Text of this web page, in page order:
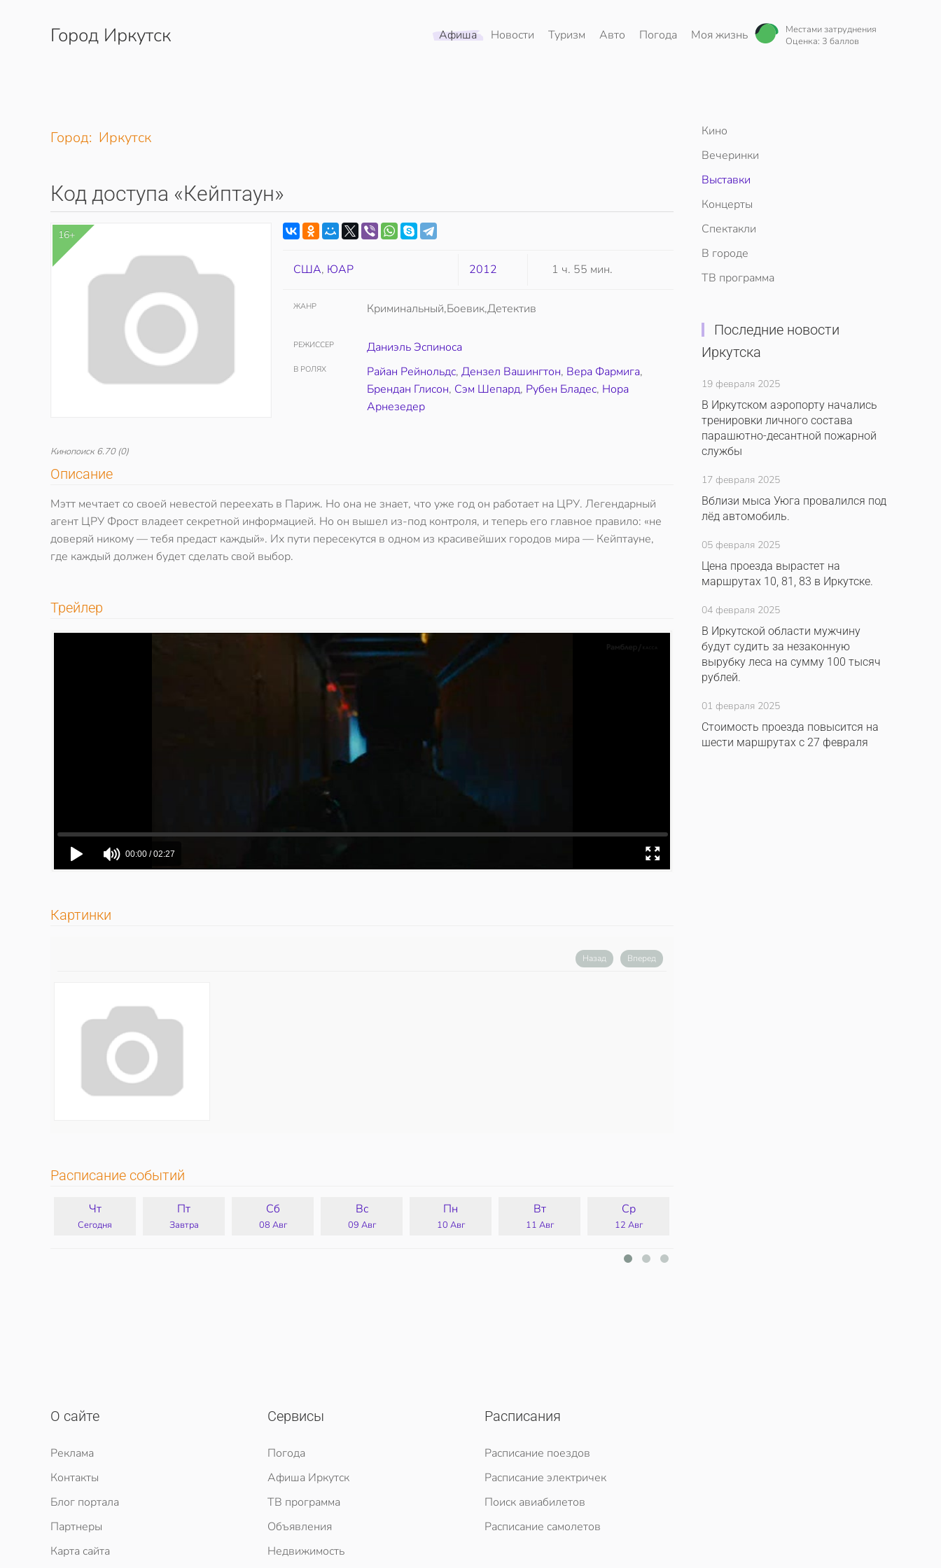
Перейти к содержимому
Город Иркутск Афиша Новости Туризм Авто Погода Моя жизнь
Местами затруднения
Оценка: 3 баллов
Город: Иркутск
Код доступа «Кейптаун»
16+
Кинопоиск 6.70(0)
США, ЮАР 2012 1 ч. 55 мин.
ЖАНР Криминальный,Боевик,Детектив
РЕЖИССЕР Даниэль Эспиноса
В РОЛЯХ Райан Рейнольдс,Дензел Вашингтон, Вера Фармига,
Брендан Глисон, Сэм Шепард, Рубен Бладес, Нора
Арнезедер
Описание
Мэтт мечтает со своей невестой переехать в Париж. Но она не знает, что уже год он работает на ЦРУ. Легендарный
агент ЦРУ Фрост владеет секретной информацией. Но он вышел из-под контроля, и теперь его главное правило: «не
доверяй никому — тебя предаст каждый». Их пути пересекутся в одном из красивейших городов мира — Кейптауне,
где каждый должен будет сделать свой выбор.
Трейлер
Картинки
Назад Вперед
Расписание событий
Чт
Сегодня
Пт
Завтра
Сб
08 Авг
Вс
09 Авг
Пн
10 Авг
Вт
11 Авг
Ср
12 Авг
Кино
Вечеринки
Выставки
Концерты
Спектакли
В городе
ТВ программа
Последние новости
Иркутска
19 февраля 2025
В Иркутском аэропорту начались
тренировки личного состава
парашютно-десантной пожарной
службы
17 февраля 2025
Вблизи мыса Уюга провалился под
лёд автомобиль.
05 февраля 2025
Цена проезда вырастет на
маршрутах 10, 81, 83 в Иркутске.
04 февраля 2025
В Иркутской области мужчину
будут судить за незаконную
вырубку леса на сумму 100 тысяч
рублей.
01 февраля 2025
Стоимость проезда повысится на
шести маршрутах с 27 февраля
О сайте
Реклама
Контакты
Блог портала
Партнеры
Карта сайта
Сервисы
Погода
Афиша Иркутск
ТВ программа
Объявления
Недвижимость
Расписания
Расписание поездов
Расписание электричек
Поиск авиабилетов
Расписание самолетов